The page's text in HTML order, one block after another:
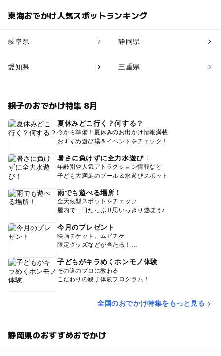
東海おでかけ人気スポットランキング
岐阜県 静岡県
愛知県 三重県
親子のおでかけ特集 8月
夏休みどこ行く？何する？
今から準備！夏休みのお出かけ情報満載
おすすめ遊び場＆イベントをチェック！
暑さに負けずに全力水遊び！
年齢別や人気アトラクション情報など
子ども大満足のプール＆水遊びスポット
雨でも遊べる場所！
全天候型スポットをチェック
屋内で一日たっぷり思いっきり遊ぼう♪
今月のプレゼント
映画チケット、ムビチケ
限定グッズなどが当たる！
子どもがキラめくホンモノ体験
その道のプロに教わる
こだわりの親子体験プログラム！
全国のおでかけ特集をもっと見る
静岡県のおすすめおでかけ